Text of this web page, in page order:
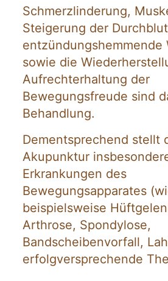
Schmerzlinderung,
Steigerung der
entzündungshemmende
sowie die
Aufrechterhaltung der
Bewegungsfreude sind
Behandlung.
Dementsprechend stellt
Akupunktur
Erkrankungen des
Bewegungsapparates
beispielsweise
Arthrose, Spondylose,
Bandscheibenvorfall,
erfolgversprechende